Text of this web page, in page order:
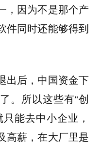
，因为不是那个产
件同时还能够得到
出后，中国资金下
。所以这些有“创
能去中小企业，
高薪，在大厂里是